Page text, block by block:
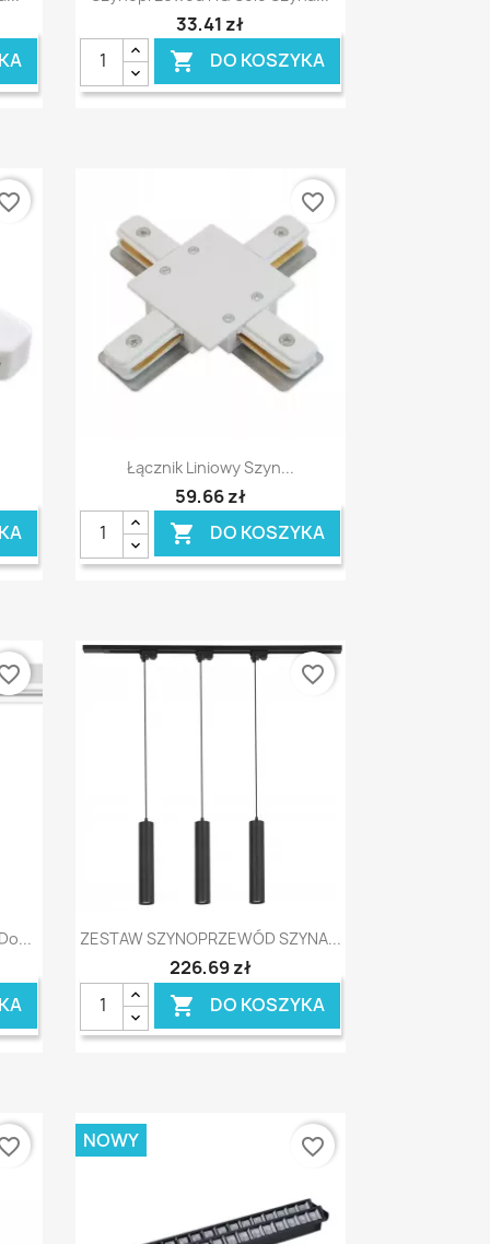
33,41 zł
 DO KOSZYKA
Szybki podgląd
Łącznik Liniowy Szyn...
59,66 zł
 DO KOSZYKA
favorite_border
Szybki podgląd
ZESTAW SZYNOPRZEWÓD SZYNA...
226,69 zł
 DO KOSZYKA
favorite_border
NOWY favorite_border